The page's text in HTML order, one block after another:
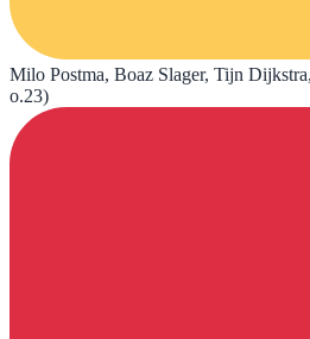
Milo Postma, Boaz Slager, Tijn
o.23)